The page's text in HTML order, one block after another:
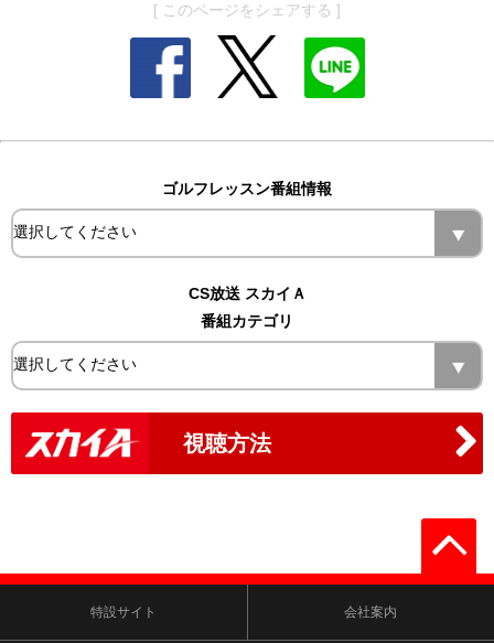
[ このページをシェアする ]
ゴルフレッスン番組情報
CS放送 スカイＡ
番組カテゴリ
視聴方法
特設サイト 会社案内